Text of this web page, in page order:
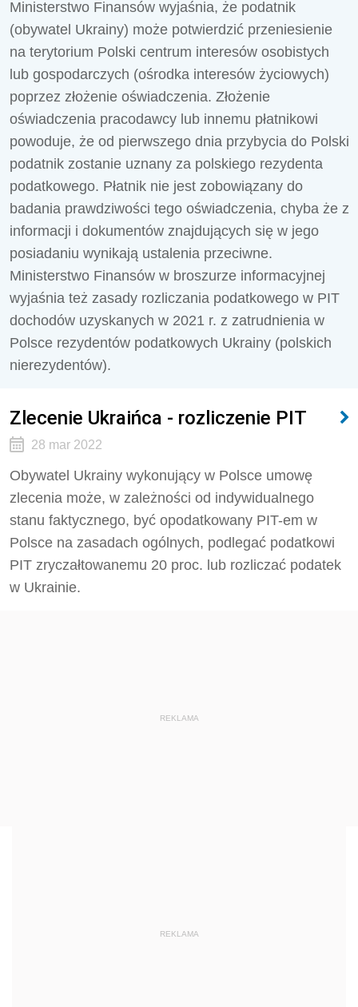
Ministerstwo Finansów wyjaśnia, że podatnik
(obywatel Ukrainy) może potwierdzić przeniesienie
na terytorium Polski centrum interesów osobistych
lub gospodarczych (ośrodka interesów życiowych)
poprzez złożenie oświadczenia. Złożenie
oświadczenia pracodawcy lub innemu płatnikowi
powoduje, że od pierwszego dnia przybycia do Polski
podatnik zostanie uznany za polskiego rezydenta
podatkowego. Płatnik nie jest zobowiązany do
badania prawdziwości tego oświadczenia, chyba że z
informacji i dokumentów znajdujących się w jego
posiadaniu wynikają ustalenia przeciwne.
Ministerstwo Finansów w broszurze informacyjnej
wyjaśnia też zasady rozliczania podatkowego w PIT
dochodów uzyskanych w 2021 r. z zatrudnienia w
Polsce rezydentów podatkowych Ukrainy (polskich
nierezydentów).
Zlecenie Ukraińca - rozliczenie PIT
28 mar 2022
Obywatel Ukrainy wykonujący w Polsce umowę
zlecenia może, w zależności od indywidualnego
stanu faktycznego, być opodatkowany PIT-em w
Polsce na zasadach ogólnych, podlegać podatkowi
PIT zryczałtowanemu 20 proc. lub rozliczać podatek
w Ukrainie.
REKLAMA
REKLAMA